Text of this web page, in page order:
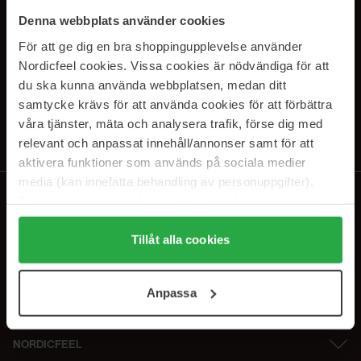
Denna webbplats använder cookies
För att ge dig en bra shoppingupplevelse använder
Nordicfeel cookies. Vissa cookies är nödvändiga för att
du ska kunna använda webbplatsen, medan ditt
samtycke krävs för att använda cookies för att förbättra
våra tjänster, mäta och analysera trafik, förse dig med
relevant och anpassat innehåll/annonser samt för att
aktivera funktioner som används på sociala medier
media (kan innefatta behandling av personuppgifter).
Genom att trycka på "Tillåt alla cookies" accepterar du
alla cookies, medan du under "Detaljer" kan anpassa
användningen av cookies. Du kan när som helst återkalla
samt vår Integritetspolicy.
Tillåt alla cookies
Anpassa
SUBSCRIBE TO OUR
NEWSLETTER
E-mail
Ved at abonnere accepterer du voresprivatlivspolitik. Afmeld til enhver
NORDICFEEL